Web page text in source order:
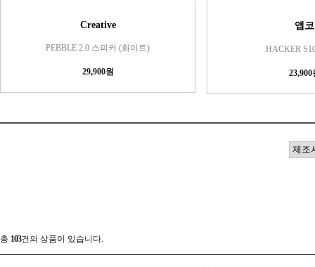
Creative
PEBBLE 2.0 스피커 (화이트)
29,900원
앱코
HACKER
23,900